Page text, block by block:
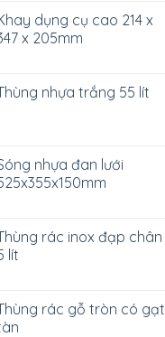
dụng cụ cao 214 x
x 205mm
nhựa trắng 55 lít
nhựa đan lưới
rác inox đạp chân
lít
rác gỗ tròn có gạt